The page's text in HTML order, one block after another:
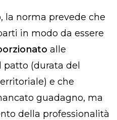
la norma prevede che
in modo da essere
alle
(durata del
e che
guadagno, ma
della professionalità